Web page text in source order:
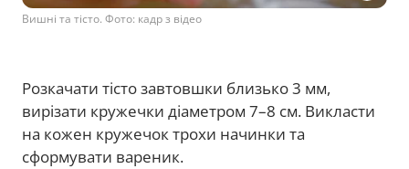
Вишні та тісто. Фото: кадр з відео
Розкачати тісто завтовшки близько 3 мм,
вирізати кружечки діаметром 7–8 см. Викласти
на кожен кружечок трохи начинки та
сформувати вареник.